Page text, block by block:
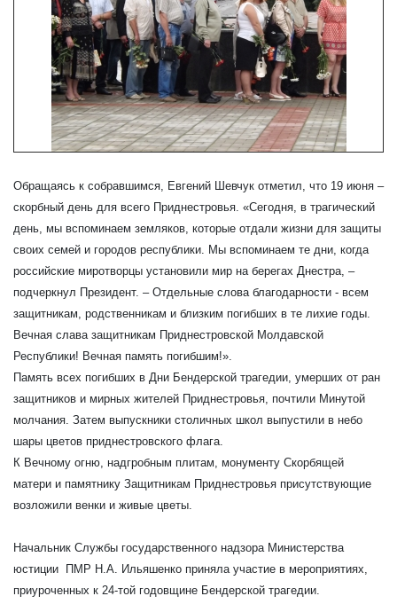
Обращаясь к собравшимся, Евгений Шевчук отметил, что 19 июня –
скорбный день для всего Приднестровья. «Сегодня, в трагический
день, мы вспоминаем земляков, которые отдали жизни для защиты
своих семей и городов республики. Мы вспоминаем те дни, когда
российские миротворцы установили мир на берегах Днестра, –
подчеркнул Президент. – Отдельные слова благодарности - всем
защитникам, родственникам и близким погибших в те лихие годы.
Вечная слава защитникам Приднестровской Молдавской
Республики! Вечная память погибшим!».
Память всех погибших в Дни Бендерской трагедии, умерших от ран
защитников и мирных жителей Приднестровья, почтили Минутой
молчания. Затем выпускники столичных школ выпустили в небо
шары цветов приднестровского флага.
К Вечному огню, надгробным плитам, монументу Скорбящей
матери и памятнику Защитникам Приднестровья присутствующие
возложили венки и живые цветы.
Начальник Службы государственного надзора Министерства
юстиции ПМР Н.А. Ильяшенко приняла участие в мероприятиях,
приуроченных к 24-той годовщине Бендерской трагедии.